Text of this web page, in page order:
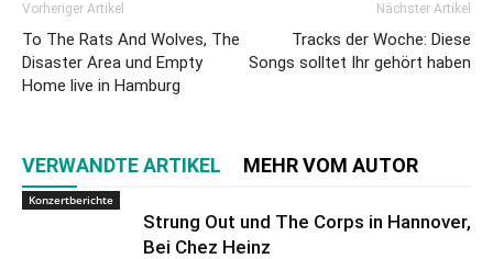
Vorheriger Artikel
To The Rats And Wolves, The
Disaster Area und Empty
Home live in Hamburg
Nächster Artikel
Tracks der Woche: Diese
Songs solltet Ihr gehört haben
VERWANDTE ARTIKEL MEHR VOM AUTOR
Konzertberichte
Strung Out und The Corps in Hannover,
Bei Chez Heinz